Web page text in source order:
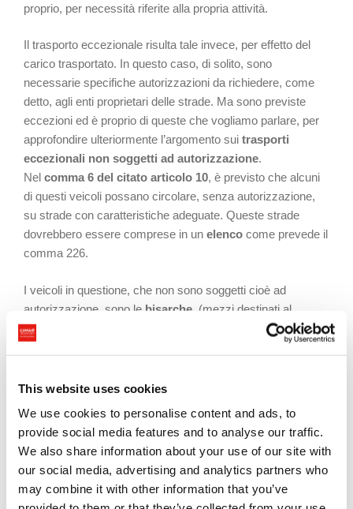
This website uses cookies
We use cookies to personalise content and ads, to
provide social media features and to analyse our traffic.
We also share information about your use of our site with
our social media, advertising and analytics partners who
may combine it with other information that you’ve
proprio, per necessità riferite alla propria attività.
Il trasporto eccezionale risulta tale invece, per effetto del
carico trasportato. In questo caso, di solito, sono
necessarie specifiche autorizzazioni da richiedere, come
detto, agli enti proprietari delle strade. Ma sono previste
eccezioni ed è proprio di queste che vogliamo parlare, per
approfondire ulteriormente l’argomento sui trasporti
eccezionali non soggetti ad autorizzazione.
Nel comma 6 del citato articolo 10, è previsto che alcuni
di questi veicoli possano circolare, senza autorizzazione,
su strade con caratteristiche adeguate. Queste strade
dovrebbero essere comprese in un elenco come prevede il
comma 226.
I veicoli in questione, che non sono soggetti cioè ad
autorizzazione, sono le bisarche (mezzi destinati al
trasporto di altri veicoli) se non superano l’altezza di 4,20 m.
e non superano in lunghezza il 12 % dei limiti imposti
anteriore.
I Portacontainersse non superano in totale i 4,30 m. di
altezza e sempre del 12 % in lunghezza.
I veicoli che trasportano balle o rotoli di fieno.